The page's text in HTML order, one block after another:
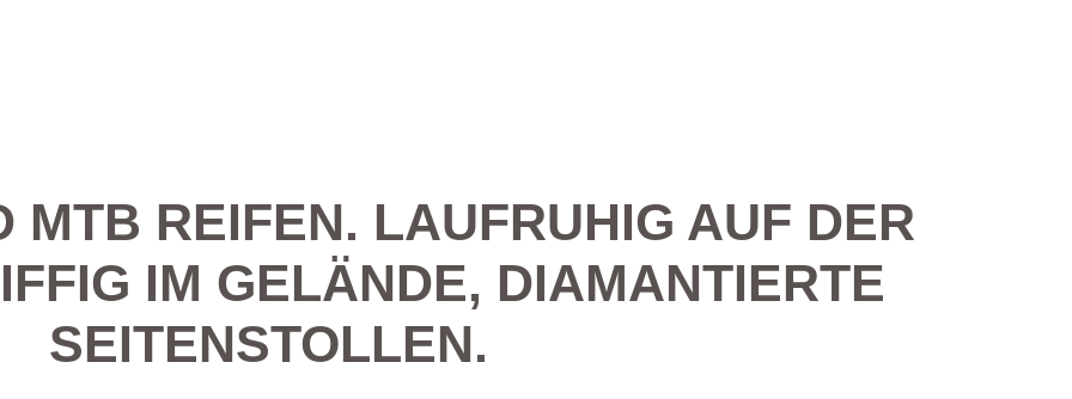
MTB REIFEN. LAUFRUHIG AUF DER
IM GELÄNDE, DIAMANTIERTE S
EITENSTOLLEN.